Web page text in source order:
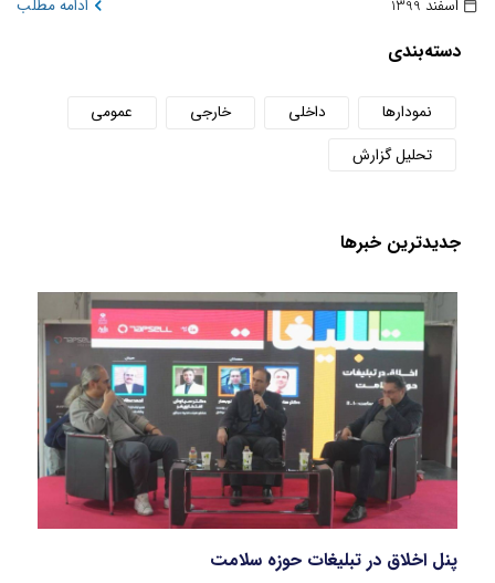
اسفند 1399 ادامه مطلب
دسته‌بندی
نمودارها داخلی خارجی
عمومی
تحلیل گزارش
جدید‌ترین خبر‌ها
پنل اخلاق در تبلیغات حوزه سلامت